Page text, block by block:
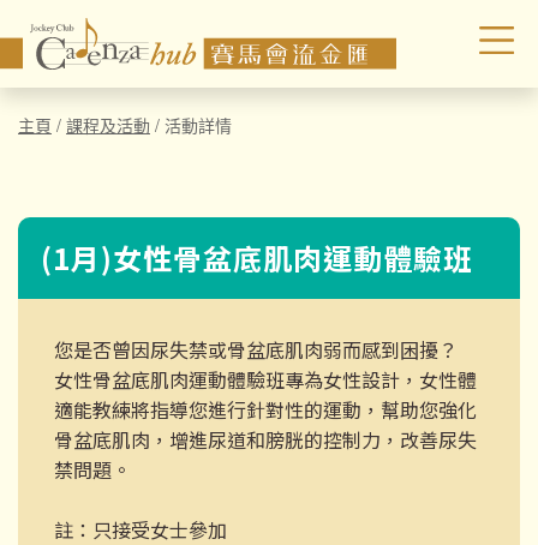
主頁 / 課程及活動 / 活動詳情
(1月)女性骨盆底肌肉運動體驗班
您是否曾因尿失禁或骨盆底肌肉弱而感到困擾？
女性骨盆底肌肉運動體驗班專為女性設計，女性體
適能教練將指導您進行針對性的運動，幫助您強化
骨盆底肌肉，增進尿道和膀胱的控制力，改善尿失
禁問題。
註：只接受女士參加